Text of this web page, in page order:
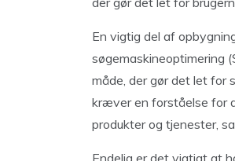
En vigtig del af
søgemaskineoptimering
måde, der gør det let for
kræver en forståelse for
produkter og tjenester,
Endelig er det vigtigt at